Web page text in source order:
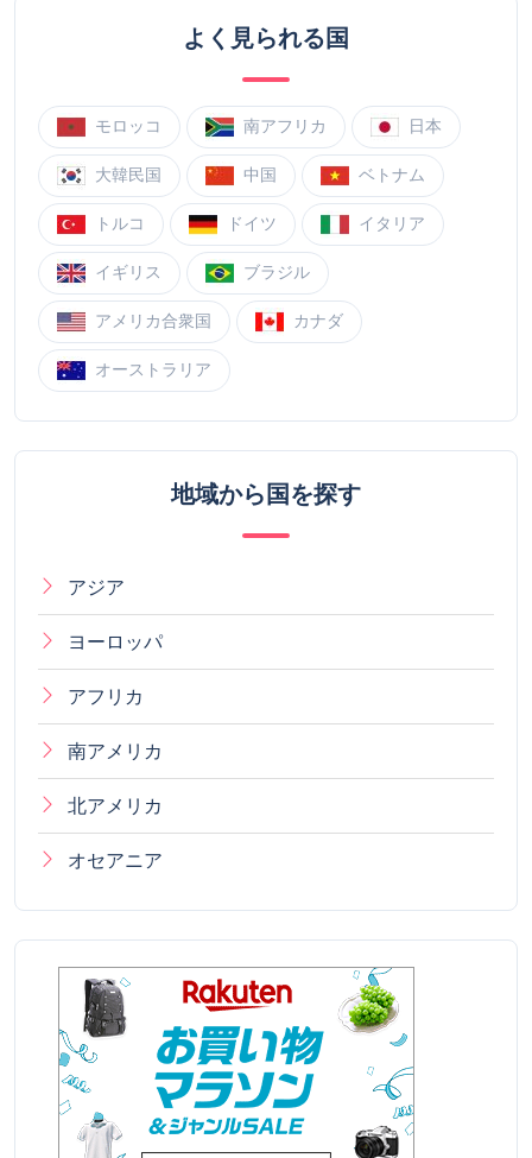
よく見られる国
モロッコ 南アフリカ 日本
大韓民国 中国 ベトナム
トルコ ドイツ イタリア
イギリス ブラジル
アメリカ合衆国 カナダ
オーストラリア
地域から国を探す
アジア
ヨーロッパ
アフリカ
南アメリカ
北アメリカ
オセアニア